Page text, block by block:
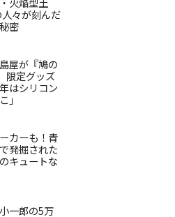
々が刻んだ
密
屋が『鳩の
限定グッズ
はシリコン
」
カーも！青
発掘された
キュートな
一郎の5万